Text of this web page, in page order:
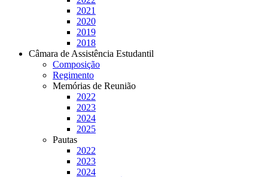
2021
2020
2019
2018
Câmara de Assistência Estudantil
Composição
Regimento
Memórias de Reunião
2022
2023
2024
2025
Pautas
2022
2023
2024